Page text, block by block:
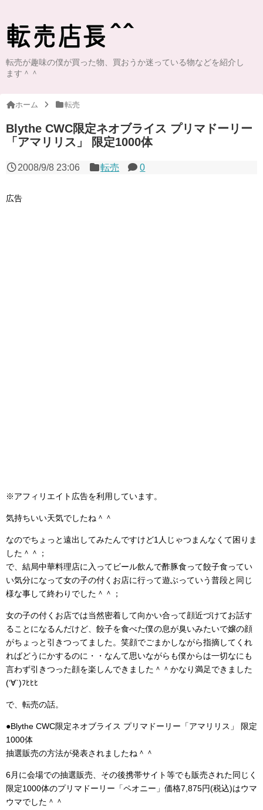
転売が趣味の僕が買った物、買おうか迷っている物などを紹介し
ます＾＾
ホーム 転売
Blythe CWC限定ネオブライス プリマドーリー
「アマリリス」 限定1000体
2008/9/8 23:06 転売 0
広告
※アフィリエイト広告を利用しています。
気持ちいい天気でしたね＾＾
なのでちょっと遠出してみたんですけど1人じゃつまんなくて困りま
した＾＾；
で、結局中華料理店に入ってビール飲んで酢豚食って餃子食ってい
い気分になって女の子の付くお店に行って遊ぶっていう普段と同じ
様な事して終わりでした＾＾；
女の子の付くお店では当然密着して向かい合って顔近づけてお話す
ることになるんだけど、餃子を食べた僕の息が臭いみたいで嬢の顔
がちょっと引きつってました。笑顔でごまかしながら指摘してくれ
ればどうにかするのに・・なんて思いながらも僕からは一切なにも
言わず引きつった顔を楽しんできました＾＾かなり満足できました
(‘∀`)ﾌﾋﾋﾋ
で、転売の話。
●Blythe CWC限定ネオブライス プリマドーリー「アマリリス」 限定
1000体
抽選販売の方法が発表されましたね＾＾
6月に会場での抽選販売、その後携帯サイト等でも販売された同じく
限定1000体のプリマドーリー「ペオニー」価格7,875円(税込)はウマ
ウマでした＾＾